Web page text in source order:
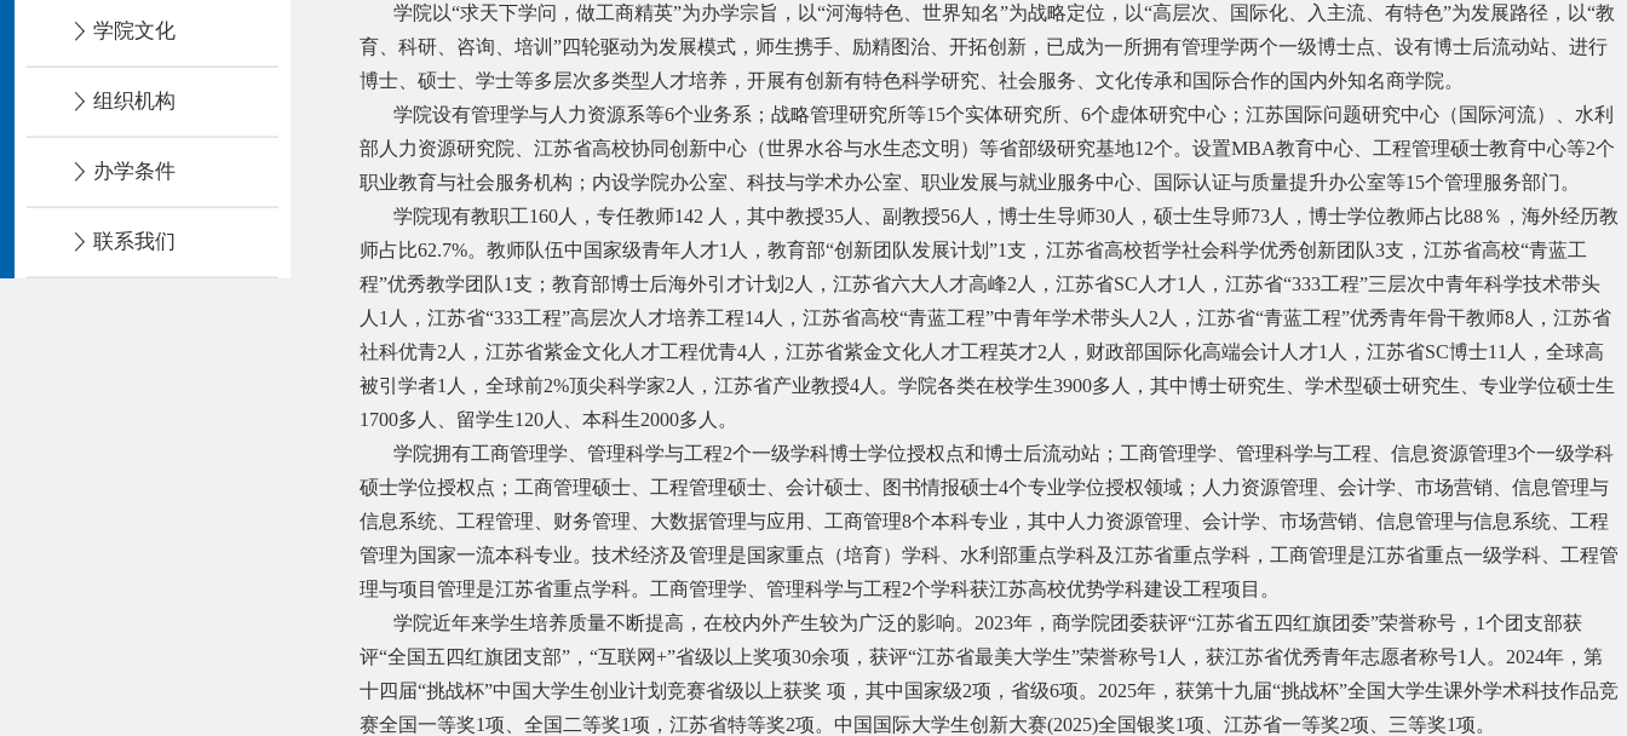
学院文化
组织机构
办学条件
联系我们
学院以“求天下学问，做工商精英”为办学宗旨，以“河海特色、世界知名”为战略定位，以“高层次、国际化、入主流、有特色”为发展路径，以“教
育、科研、咨询、培训”四轮驱动为发展模式，师生携手、励精图治、开拓创新，已成为一所拥有管理学两个一级博士点、设有博士后流动站、进行
博士、硕士、学士等多层次多类型人才培养，开展有创新有特色科学研究、社会服务、文化传承和国际合作的国内外知名商学院。
学院设有管理学与人力资源系等6个业务系；战略管理研究所等15个实体研究所、 6个虚体研究中心；江苏国际问题研究中心（国际河流）、水利
部人力资源研究院、江苏省高校协同创新中心（世界水谷与水生态文明）等省部级研究基地12个。设置MBA教育中心、工程管理硕士教育中心等2个
职业教育与社会服务机构；内设学院办公室、科技与学术办公室、职业发展与就业服务中心、国际认证与质量提升办公室等15个管理服务部门。
学院现有教职工160 人，专任教师142 人，其中教授35 人、副教授56 人，博士生导师30 人，硕士生导师73 人，博士学位教师占比88％，海外经历教
师占比62.7%。教师队伍中国家级青年人才1人， 教育部“创新团队发展计划”1支，江苏省高校哲学社会科学优秀创新团队3支，江苏省高校“青蓝工
程”优秀教学团队1支；教育部博士后海外引才计划2人，江苏省六大人才高峰2 人，江苏省SC人才1人，江苏省“333工程”三层次中青年科学技术带头
人1人，江苏省“333工程”高层次人才培养工程14 人，江苏省高校“青蓝工程”中青年学术带头人2人，江苏省“青蓝工程”优秀青年骨干教师8人，江苏省
社科优青2人，江苏省紫金文化人才工程优青4 人，江苏省紫金文化人才工程英才2 人，财政部国际化高端会计人才1人，江苏省SC博士11 人，全球高
被引学者1人，全球前2%顶尖科学家2人 ， 江苏省产业教授4人。 学院各类在校学生3900多人，其中博士研究生、学术型硕士研究生、专业学位硕士生
1700多人、留学生120 人、本科生2000多人。
学院拥有工商管理学、管理科学与工程2个一级学科博士学位授权点和博士后流动站；工商管理学、管理科学与工程 信息资源管理3个一级学科
硕士学位授权点；工商管理硕士、工程管理硕士、会计硕士、图书情报硕士4个专业学位授权领域；人力资源管理、会计学、市场营销、信息管理与
信息系统、工程管理、财务管理、大数据管理与应用
工商管理8个本科专业，其中人力资源管理、会计学、市场营销、信息管理与信息系统、工程
管理为国家一流本科专业。技术经济及管理是国家重点（培育）学科、水利部重点学科及江苏省重点学科，工商管理是江苏省重点一级学科、工程管
理与项目管理是江苏省重点学科。工商管理学、管理科学与工程2个学科获江苏高校优势学科建设工程项目。
学院近年来学生培养质量不断提高，在校内外产生较为广泛的影响。 2023年，商学院团委获评“江苏省五四红旗团委”荣誉称号， 1个团支部获
评“全国五四红旗团支部”，“互联网+”省级以上奖项30余项，获评“江苏省最美大学生”荣誉称号1 人，获江苏省优秀青年志愿者称号1 人。 2024年，第
十四届“挑战杯”中国大学生创业计划竞赛省级以上获奖 项，其中国家级2项，省级6项。2025年，获第十九届“挑战杯”全国大学生课外学术科技作品竞
赛全国一等奖1项、全国二等奖1项，江苏省特等奖2项。 中国国际大学生创新大赛(2025)全国银奖1项、江苏省一等奖2项、三等奖1项。